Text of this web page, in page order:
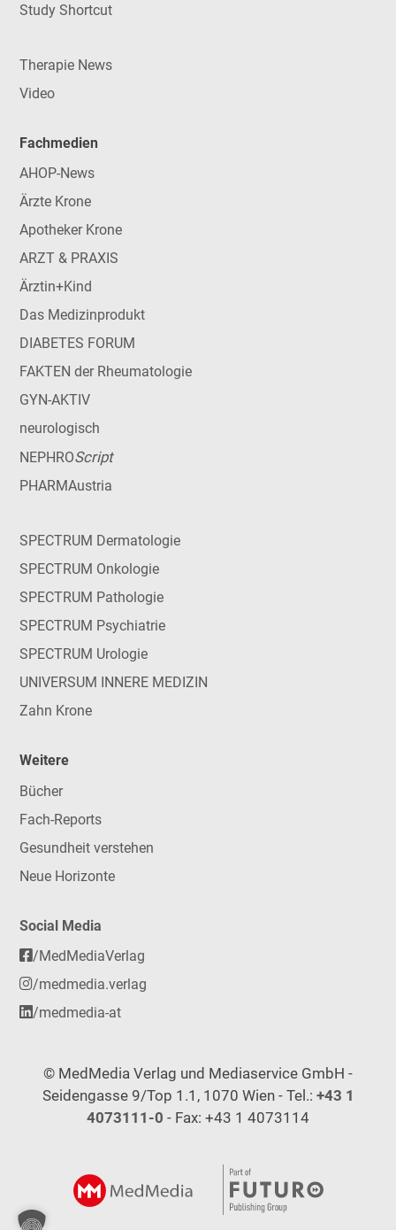
Study Shortcut
Therapie News
Video
Fachmedien
AHOP-News
Ärzte Krone
Apotheker Krone
ARZT & PRAXIS
Ärztin+Kind
Das Medizinprodukt
DIABETES FORUM
FAKTEN der Rheumatologie
GYN-AKTIV
neurologisch
NEPHROScript
PHARMAustria
SPECTRUM Dermatologie
SPECTRUM Onkologie
SPECTRUM Pathologie
SPECTRUM Psychiatrie
SPECTRUM Urologie
UNIVERSUM INNERE MEDIZIN
Zahn Krone
Weitere
Bücher
Fach-Reports
Gesundheit verstehen
Neue Horizonte
Social Media
/MedMediaVerlag
/medmedia.verlag
/medmedia-at
© MedMedia Verlag und Mediaservice GmbH -
Seidengasse 9/Top 1.1, 1070 Wien - Tel.: +43 1
4073111-0 - Fax: +43 1 4073114